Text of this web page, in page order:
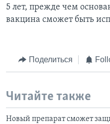
5 лет, прежде чем
вакцина сможет быть
Поделиться
Читайте также
Новый препарат сможет